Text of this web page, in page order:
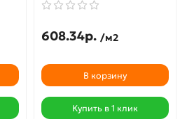
608.34р. /м2
В корзину
Купить в 1 клик